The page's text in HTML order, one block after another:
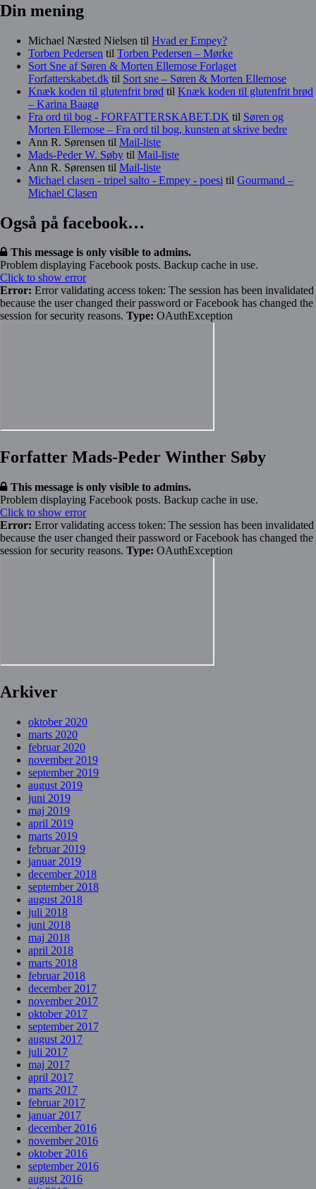
Din mening
Michael Næsted Nielsen til Hvad er Empey?
Torben Pedersen til Torben Pedersen – Mørke
Sort Sne af Søren & Morten Ellemose Forlaget
Forfatterskabet.dk til Sort sne – Søren & Morten Ellemose
Knæk koden til glutenfrit brød til Knæk koden til glutenfrit brød
– Karina Baagø
Fra ord til bog - FORFATTERSKABET.DK til Søren og
Morten Ellemose – Fra ord til bog, kunsten at skrive bedre
Ann R. Sørensen til Mail-liste
Mads-Peder W. Søby til Mail-liste
Ann R. Sørensen til Mail-liste
Michael clasen - tripel salto - Empey - poesi til Gourmand –
Michael Clasen
Også på facebook…
This message is only visible to admins.
Problem displaying Facebook posts. Backup cache in use.
Click to show error
Error: Error validating access token: The session has been invalidated
because the user changed their password or Facebook has changed the
session for security reasons. Type: OAuthException
Forfatter Mads-Peder Winther Søby
This message is only visible to admins.
Problem displaying Facebook posts. Backup cache in use.
Click to show error
Error: Error validating access token: The session has been invalidated
because the user changed their password or Facebook has changed the
session for security reasons. Type: OAuthException
Arkiver
oktober 2020
marts 2020
februar 2020
november 2019
september 2019
august 2019
juni 2019
maj 2019
april 2019
marts 2019
februar 2019
januar 2019
december 2018
september 2018
august 2018
juli 2018
juni 2018
maj 2018
april 2018
marts 2018
februar 2018
december 2017
november 2017
oktober 2017
september 2017
august 2017
juli 2017
maj 2017
april 2017
marts 2017
februar 2017
januar 2017
december 2016
november 2016
oktober 2016
september 2016
august 2016